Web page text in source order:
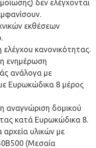
δεν ελέγχονται
εκθέσεων
κανονικότητας.
ενημέρωση
ανάλογα με
Ευρωκώδικα 8 μέρος
αναγνώριση δομικού
κατά Ευρωκώδικα 8.
υλικών με
(Μεσαία